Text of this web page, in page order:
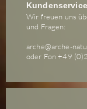
Kundenservice
Wir freuen uns
und Fragen:
arche@arche-
oder Fon +49